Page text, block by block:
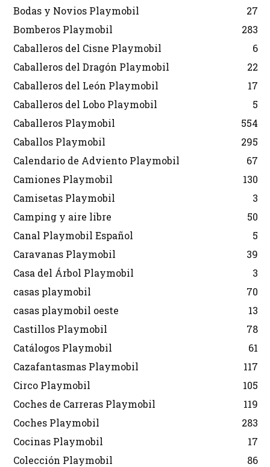
Bodas y Novios Playmobil
27
Bomberos Playmobil
283
Caballeros del Cisne Playmobil
6
Caballeros del Dragón Playmobil
22
Caballeros del León Playmobil
17
Caballeros del Lobo Playmobil
5
Caballeros Playmobil
554
Caballos Playmobil
295
Calendario de Adviento Playmobil
67
Camiones Playmobil
130
Camisetas Playmobil
3
Camping y aire libre
50
Canal Playmobil Español
5
Caravanas Playmobil
39
Casa del Árbol Playmobil
3
casas playmobil
70
casas playmobil oeste
13
Castillos Playmobil
78
Catálogos Playmobil
61
Cazafantasmas Playmobil
117
Circo Playmobil
105
Coches de Carreras Playmobil
119
Coches Playmobil
283
Cocinas Playmobil
17
Colección Playmobil
86